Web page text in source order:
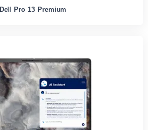
Dell Pro 13 Premium